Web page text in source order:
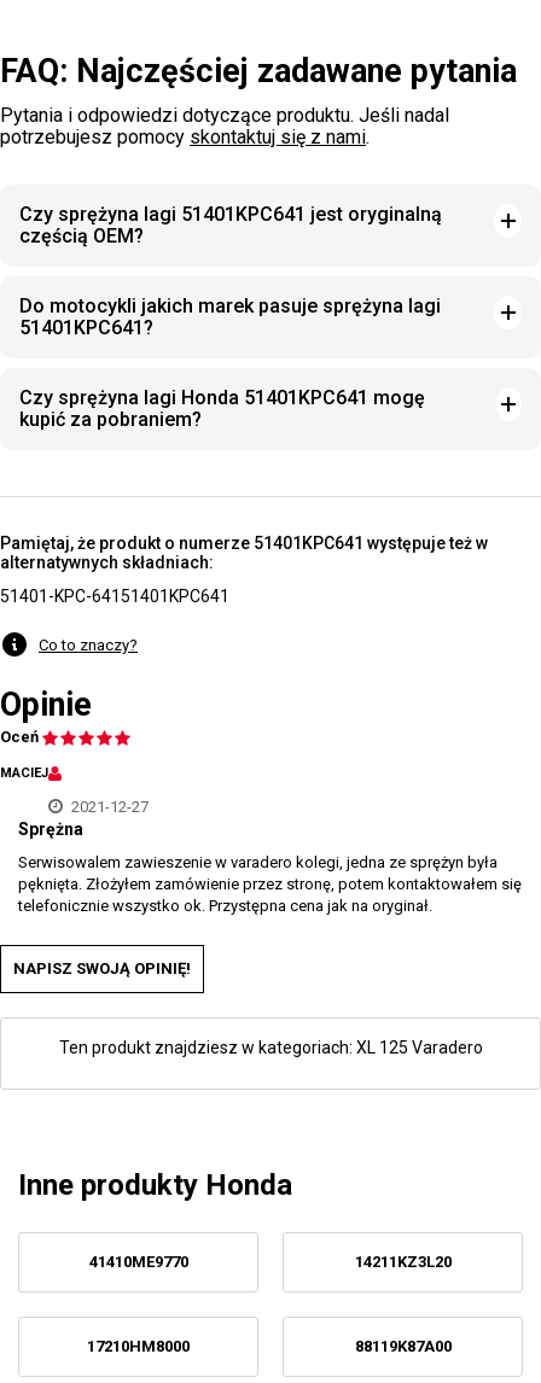
FAQ: Najczęściej zadawane pytania
Pytania i odpowiedzi dotyczące produktu. Jeśli nadal
potrzebujesz pomocy skontaktuj się z nami.
Czy sprężyna lagi 51401KPC641 jest oryginalną
częścią OEM?
Do motocykli jakich marek pasuje sprężyna lagi
51401KPC641?
Czy sprężyna lagi Honda 51401KPC641 mogę
kupić za pobraniem?
Pamiętaj, że produkt o numerze 51401KPC641 występuje też w
alternatywnych składniach:
51401-KPC-64151401KPC641
Co to znaczy?
Opinie
Oceń
MACIEJ
2021-12-27
Sprężna
Serwisowalem zawieszenie w varadero kolegi, jedna ze sprężyn była
pęknięta. Złożyłem zamówienie przez stronę, potem kontaktowałem się
telefonicznie wszystko ok. Przystępna cena jak na oryginał.
NAPISZ SWOJĄ OPINIĘ!
Ten produkt znajdziesz w kategoriach: XL 125 Varadero
Inne produkty Honda
41410ME9770 14211KZ3L20
17210HM8000 88119K87A00